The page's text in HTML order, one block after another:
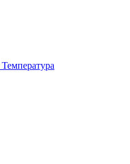
Температура